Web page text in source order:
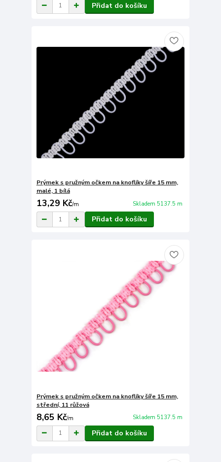
Přidat do košíku
Prýmek s pružným očkem na knoflíky šíře 15 mm,
malé, 1 bílá
13,29 Kč/m Skladem 5137.5 m
Přidat do košíku
Prýmek s pružným očkem na knoflíky šíře 15 mm,
střední, 11 růžová
8,65 Kč/m Skladem 5137.5 m
Přidat do košíku